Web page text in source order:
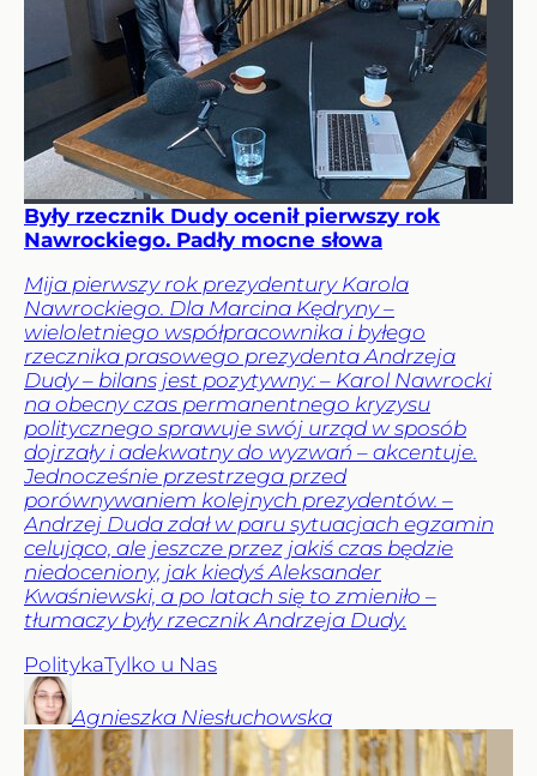
Były rzecznik Dudy ocenił pierwszy rok
Nawrockiego. Padły mocne słowa
Mija pierwszy rok prezydentury Karola
Nawrockiego. Dla Marcina Kędryny –
wieloletniego współpracownika i byłego
rzecznika prasowego prezydenta Andrzeja
Dudy – bilans jest pozytywny: – Karol Nawrocki
na obecny czas permanentnego kryzysu
politycznego sprawuje swój urząd w sposób
dojrzały i adekwatny do wyzwań – akcentuje.
Jednocześnie przestrzega przed
porównywaniem kolejnych prezydentów. –
Andrzej Duda zdał w paru sytuacjach egzamin
celująco, ale jeszcze przez jakiś czas będzie
niedoceniony, jak kiedyś Aleksander
Kwaśniewski, a po latach się to zmieniło –
tłumaczy były rzecznik Andrzeja Dudy.
PolitykaTylko u Nas
Agnieszka Niesłuchowska